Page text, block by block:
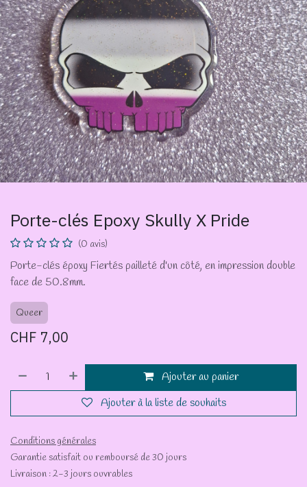
Porte-clés Epoxy Skully X Pride
(0 avis)
Porte-clés époxy Fiertés pailleté d'un côté, en impression double
face de 50.8mm.
Queer
CHF 7,00
Ajouter au panier
Ajouter à la liste de souhaits
Conditions générales
Garantie satisfait ou remboursé de 30 jours
Livraison : 2-3 jours ouvrables